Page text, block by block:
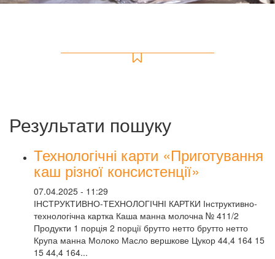
Результати пошуку
Технологічні карти «Приготування
каш різної консистенції»
07.04.2025 - 11:29
ІНСТРУКТИВНО-ТЕХНОЛОГІЧНІ КАРТКИ Інструктивно-
технологічна картка Каша манна молочна № 411/2
Продукти 1 порція 2 порції брутто нетто брутто нетто
Крупа манна Молоко Масло вершкове Цукор 44,4 164 15
15 44,4 164...